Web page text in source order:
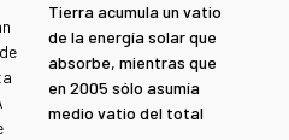
Tierra acumula un vatio
de la energía solar que
absorbe, mientras que
en 2005 sólo asumía
medio vatio del total